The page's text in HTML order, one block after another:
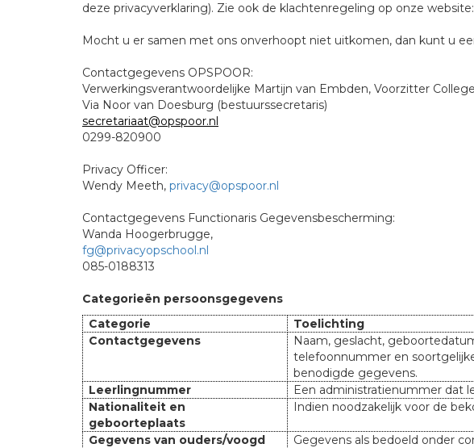
deze privacyverklaring). Zie ook de klachtenregeling op onze website:
Mocht u er samen met ons onverhoopt niet uitkomen, dan kunt u
Contactgegevens OPSPOOR:
Verwerkingsverantwoordelijke Martijn van Embden, Voorzitter
Via Noor van Doesburg (bestuurssecretaris)
secretariaat@opspoor.nl
0299-820900
Privacy Officer:
Wendy Meeth, privacy@opspoor.nl
Contactgegevens Functionaris Gegevensbescherming:
Wanda Hoogerbrugge,
fg@privacyopschool.nl
085-0188313
Categorieën persoonsgegevens
Categorie
Toelichting
Contactgegevens
Naam, geslacht,
telefoonnummer en
benodigde gegevens.
Leerlingnummer
Een administratienummer dat
Nationaliteit en
geboorteplaats
Indien noodzakelijk voor de
Gegevens van ouders/voogd
Gegevens als bedoeld onder